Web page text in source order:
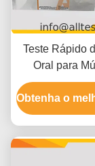
Teste Rápido
Oral para
Drogas DSD-
12) Para Uso
Obtenha o